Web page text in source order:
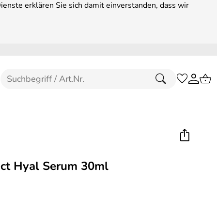
erklären Sie sich damit einverstanden, dass wir
Hyal Serum 30ml